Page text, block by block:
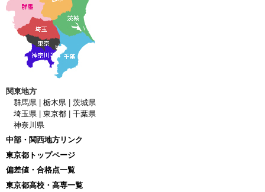
関東地方
群馬県 | 栃木県 | 茨城県
埼玉県 | 東京都 | 千葉県
神奈川県
中部・関西地方リンク
東京都トップページ
偏差値・合格点一覧
東京都高校・高専一覧